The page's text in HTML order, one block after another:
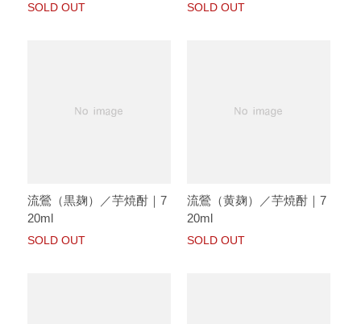
SOLD OUT SOLD OUT
流鶯（黒麹）／芋焼酎｜7
20ml
SOLD OUT
流鶯（黄麹）／芋焼酎｜7
20ml
SOLD OUT